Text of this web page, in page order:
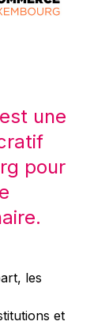
une
pour
les
et